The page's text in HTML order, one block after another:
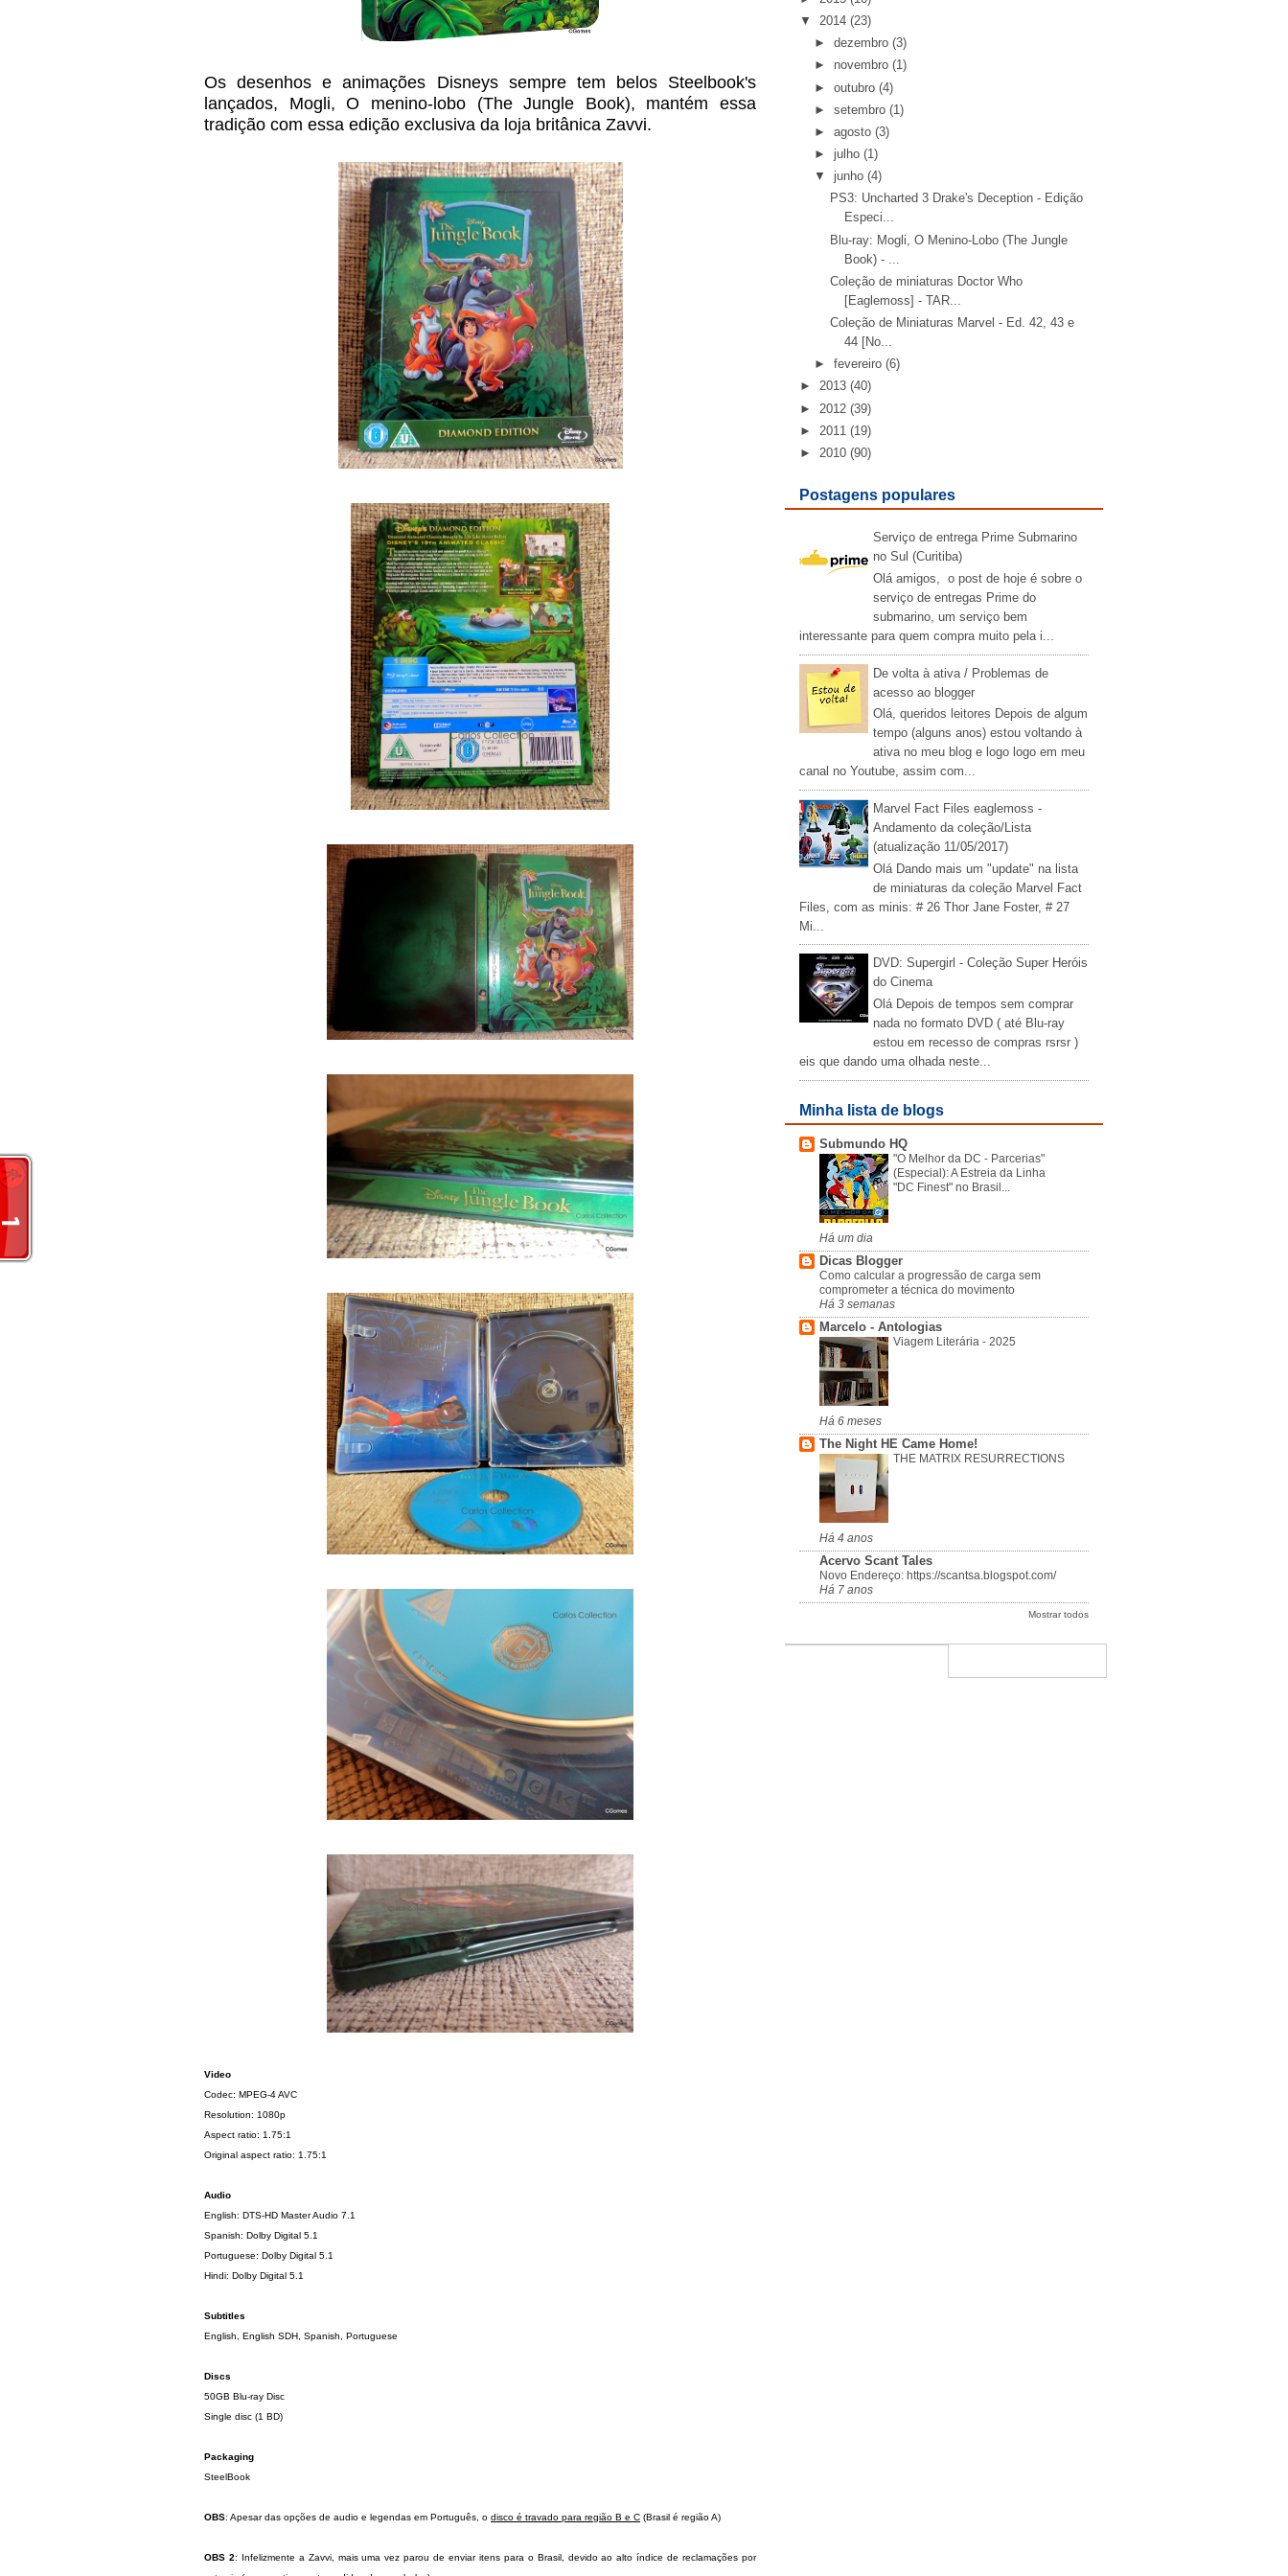
Os desenhos e animações Disneys sempre tem belos Steelbook's
lançados, Mogli, O menino-lobo (The Jungle Book), mantém essa
tradição com essa edição exclusiva da loja britânica Zavvi.
Video
Codec: MPEG-4 AVC
Resolution: 1080p
Aspect ratio: 1.75:1
Original aspect ratio: 1.75:1
Audio
English: DTS-HD Master Audio 7.1
Spanish: Dolby Digital 5.1
Portuguese: Dolby Digital 5.1
Hindi: Dolby Digital 5.1
Subtitles
English, English SDH, Spanish, Portuguese
Discs
50GB Blu-ray Disc
Single disc (1 BD)
Packaging
SteelBook
OBS: Apesar das opções de audio e legendas em Português, o disco é travado para região B e C (Brasil é região A)
OBS 2: Infelizmente a Zavvi, mais uma vez parou de enviar itens para o Brasil, devido ao alto índice de reclamações por
▼
2014 (23)
►dezembro (3)
► novembro (1)
►outubro (4)
►setembro (1)
►agosto (3)
► julho (1)
▼
junho (4)
PS3: Uncharted 3 Drake's Deception - Edição
Especi...
Blu-ray: Mogli, O Menino-Lobo (The Jungle
Book) - ...
Coleção de miniaturas Doctor Who
[Eaglemoss] - TAR...
Coleção de Miniaturas Marvel - Ed. 42, 43 e
44 [No...
►fevereiro (6)
► 2013 (40)
► 2012 (39)
► 2011 (19)
► 2010 (90)
Postagens populares
Serviço de entrega Prime Submarino
no Sul (Curitiba)
Olá amigos, o post de hoje é sobre o
serviço de entregas Prime do
submarino, um serviço bem
interessante para quem compra muito pela i...
De volta à ativa / Problemas de
acesso ao blogger
Olá, queridos leitores Depois de algum
tempo (alguns anos) estou voltando à
ativa no meu blog e logo logo em meu
canal no Youtube, assim com...
Marvel Fact Files eaglemoss -
Andamento da coleção/Lista
(atualização 11/05/2017)
Olá Dando mais um "update" na lista
de miniaturas da coleção Marvel Fact
Files, com as minis: # 26 Thor Jane Foster, # 27
Mi...
DVD: Supergirl - Coleção Super Heróis
do Cinema
Olá Depois de tempos sem comprar
nada no formato DVD ( até Blu-ray
estou em recesso de compras rsrsr )
eis que dando uma olhada neste...
Minha lista de blogs
Submundo HQ
"O Melhor da DC - Parcerias"
(Especial): A Estreia da Linha
"DC Finest" no Brasil...
Há um dia
Dicas Blogger
Como calcular a progressão de carga sem
comprometer a técnica do movimento
Há 3 semanas
Marcelo - Antologias
Viagem Literária - 2025
Há 6 meses
The Night HE Came Home!
THE MATRIX RESURRECTIONS
Há 4 anos
Acervo Scant Tales
Novo Endereço: https://scantsa.blogspot.com/
Há 7 anos
Mostrar todos